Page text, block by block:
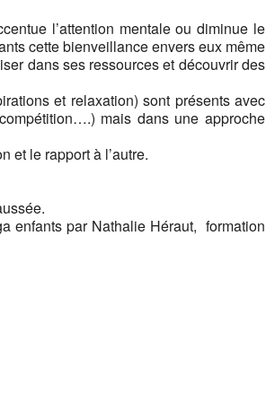
l’attention mentale ou diminue le
cette bienveillance envers eux même
dans ses ressources et découvrir des
et relaxation) sont présents avec
mais dans une approche
et le rapport à l’autre.
enfants par Nathalie Héraut, formation